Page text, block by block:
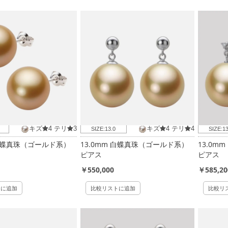
キズ 4 テリ 3
真珠（ゴールド系）
追加
SIZE:13.0 キズ 4 テリ 4
13.0mm 白蝶真珠（ゴールド系）
ピアス
￥550,000
比較リストに追加
SIZE:
13.0mm
ピアス
￥
比較リ